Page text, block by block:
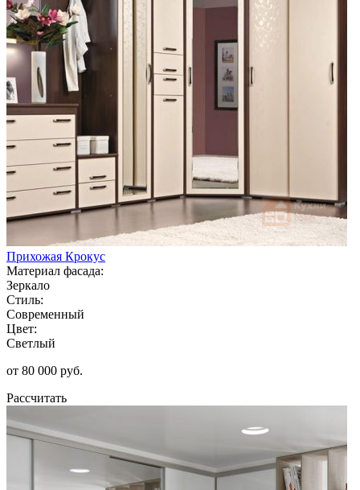
Прихожая Крокус
Материал фасада:
Зеркало
Стиль:
Современный
Цвет:
Светлый
от 80 000 руб.
Рассчитать